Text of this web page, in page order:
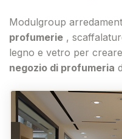
Modulgroup
profumerie ,
legno e vetro per
negozio di profumeria